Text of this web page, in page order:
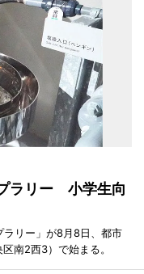
ラリー 小学生向
ラリー」が8月8日、都市
南2西3）で始まる。